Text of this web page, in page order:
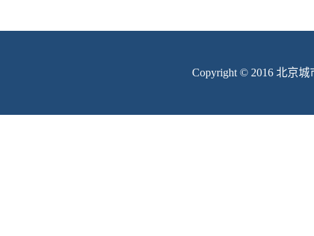
Copyright © 2016 北京